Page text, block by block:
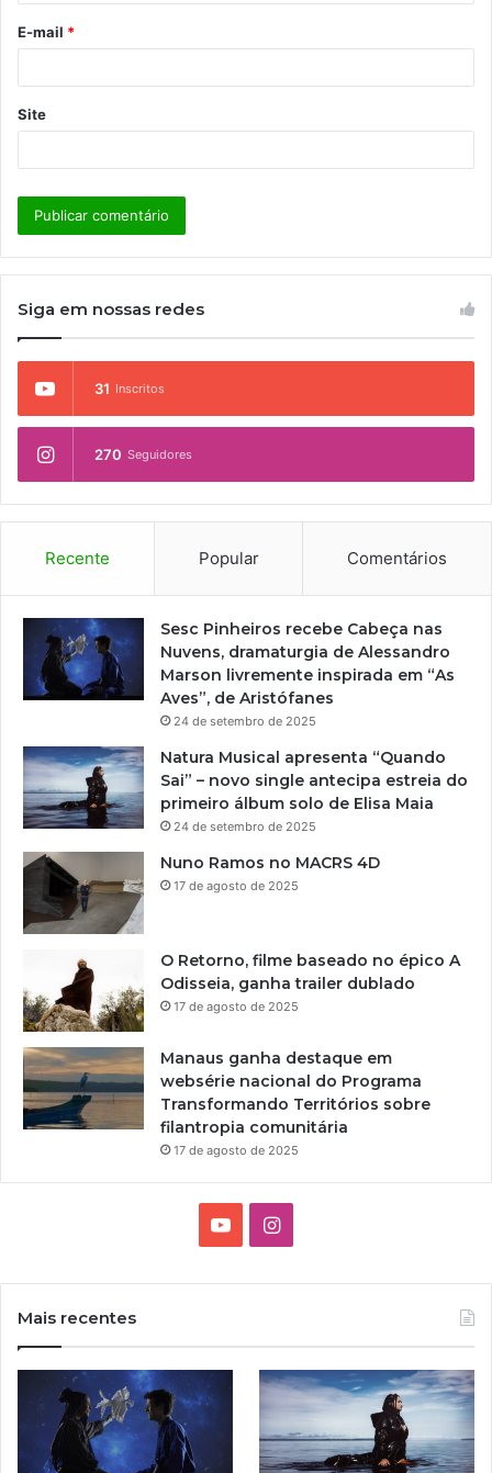
*
E-mail *
Site
Siga em nossas redes
31 Inscritos
270 Seguidores
Recente Popular Comentários
Sesc Pinheiros recebe Cabeça nas
Nuvens, dramaturgia de Alessandro
Marson livremente inspirada em “As
Aves”, de Aristófanes
24 de setembro de 2025
Natura Musical apresenta “Quando
Sai” – novo single antecipa estreia do
primeiro álbum solo de Elisa Maia
24 de setembro de 2025
Nuno Ramos no MACRS 4D
17 de agosto de 2025
O Retorno, filme baseado no épico A
Odisseia, ganha trailer dublado
17 de agosto de 2025
Manaus ganha destaque em
websérie nacional do Programa
Transformando Territórios sobre
filantropia comunitária
17 de agosto de 2025
I
g
Mais recentes